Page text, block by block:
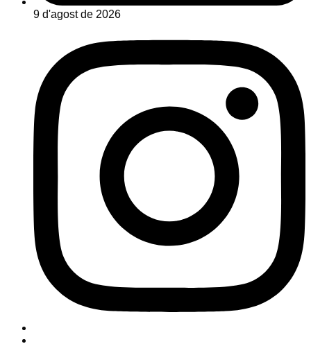
9 d'agost de 2026